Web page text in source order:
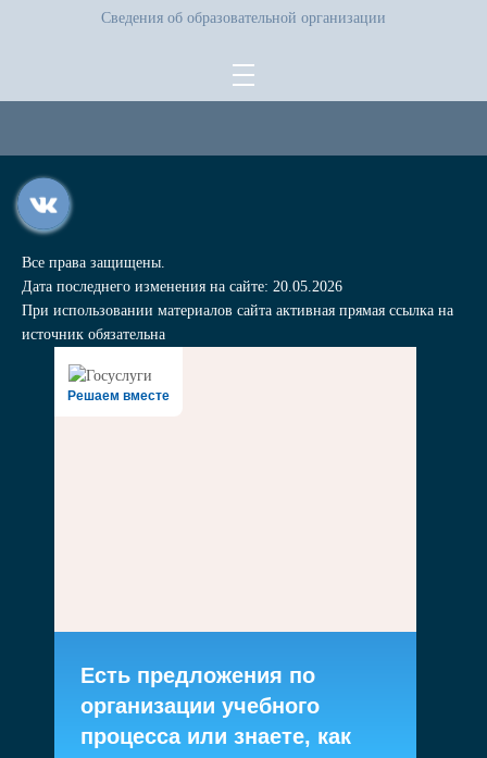
Сведения об образовательной организации
Все права защищены.
Дата последнего изменения на сайте: 20.05.2026
При использовании материалов сайта активная прямая ссылка на
источник обязательна
Решаем вместе
Есть предложения по
организации учебного
процесса или знаете, как